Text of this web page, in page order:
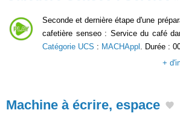
Seconde et dernière étape d'une
cafetière senseo : Service du café
Catégorie UCS : MACHAppl
. Durée :
+
Machine à écrire, espace